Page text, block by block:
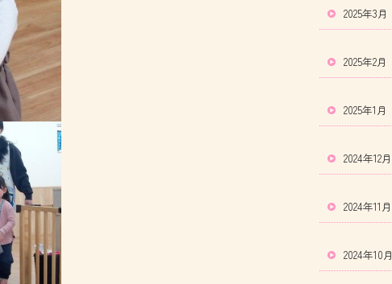
2025年3月
2025年2月
2025年1月
2024年12月
2024年11月
2024年10月